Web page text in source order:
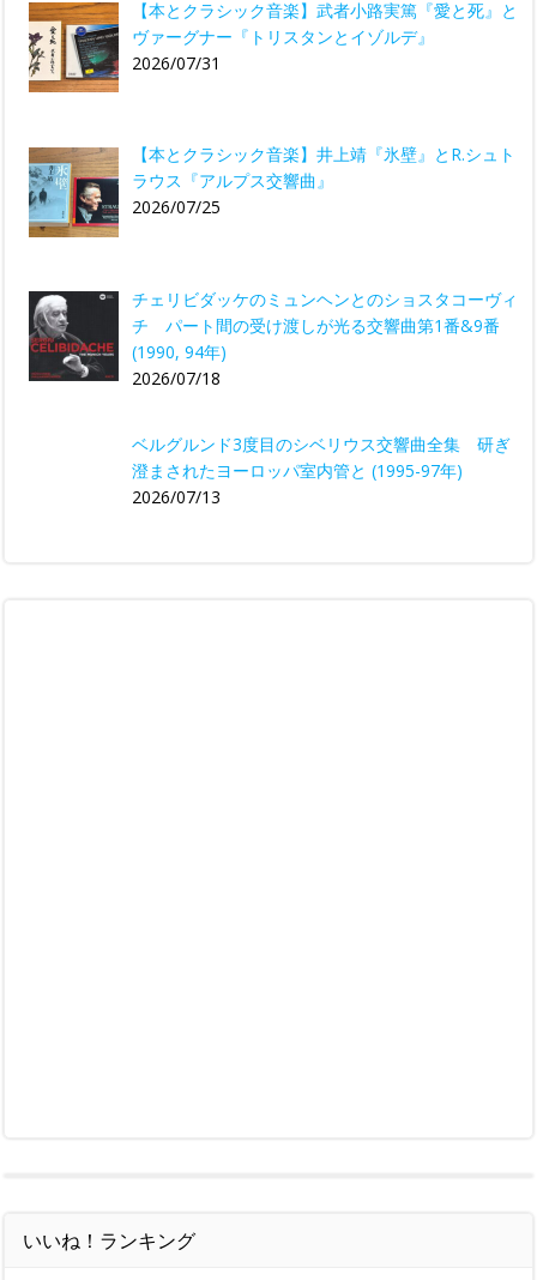
【本とクラシック音楽】武者小路実篤『愛と死』と
ヴァーグナー『トリスタンとイゾルデ』
2026/07/31
【本とクラシック音楽】井上靖『氷壁』とR.シュト
ラウス『アルプス交響曲』
2026/07/25
チェリビダッケのミュンヘンとのショスタコーヴィ
チ パート間の受け渡しが光る交響曲第1番&9番
(1990, 94年)
2026/07/18
ベルグルンド3度目のシベリウス交響曲全集 研ぎ
澄まされたヨーロッパ室内管と (1995-97年)
2026/07/13
いいね！ランキング